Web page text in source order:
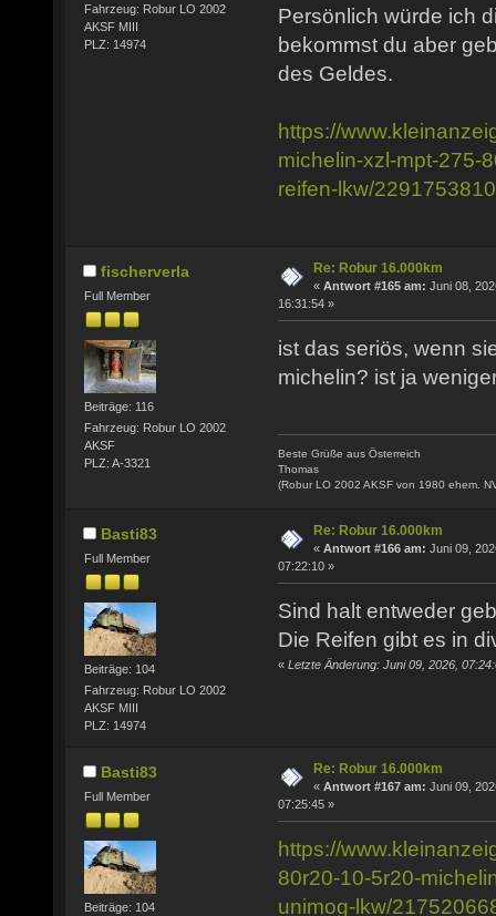
Fahrzeug: Robur LO 2002
AKSF MIII
PLZ: 14974
Persönlich würde ich
bekommst du aber
des Geldes.
https://
michelin-xzl-mpt-275-
reifen-lkw/
fischerverla
Full Member
Beiträge: 116
Fahrzeug: Robur LO 2002
AKSF
PLZ: A-3321
Re: Robur 16.000km
« Antwort #165 am: Juni 08,
16:31:54 »
ist das seriös, wenn
michelin? ist ja
Beste Grüße aus Österreich
Thomas
(Robur LO 2002 AKSF von 1980 ehem.
Basti83
Full Member
Beiträge: 104
Fahrzeug: Robur LO 2002
AKSF MIII
PLZ: 14974
Re: Robur 16.000km
« Antwort #166 am: Juni 09,
07:22:10 »
Sind halt entweder
Die Reifen gibt es in
« Letzte Änderung: Juni 09, 2026,
Basti83
Full Member
Beiträge: 104
Re: Robur 16.000km
« Antwort #167 am: Juni 09,
07:25:45 »
https://
80r20-10-5r20-
unimog-lkw/